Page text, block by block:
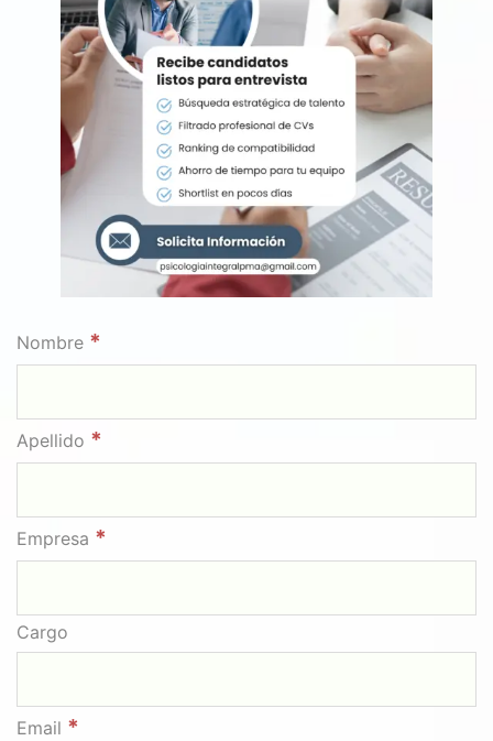
Nombre *
Apellido *
Empresa *
Cargo
Email *